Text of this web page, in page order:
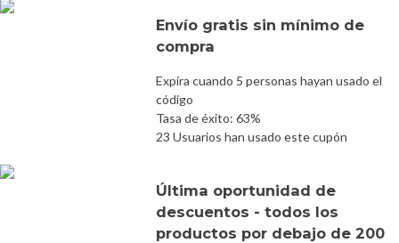
Envío gratis sin mínimo de
compra
Expira cuando 5 personas hayan usado el
código
Tasa de éxito: 63%
23 Usuarios han usado este cupón
Última oportunidad de
descuentos - todos los
productos por debajo de 200